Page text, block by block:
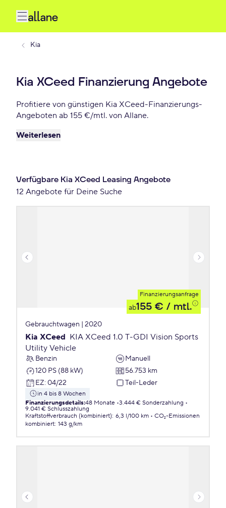
Kia
Kia XCeed Finanzierung Angebote
Profitiere von günstigen Kia XCeed-Finanzierungs-
Angeboten ab 155 €/mtl. von Allane.
Weiterlesen
Verfügbare Kia XCeed Leasing Angebote
12 Angebote für Deine Suche
Finanzierungsanfrage
ab155 € / mtl.
Gebrauchtwagen | 2020
Kia XCeed KIA XCeed 1.0 T-GDI Vision Sports
Utility Vehicle
Benzin
Manuell
120 PS (88 kW)
56.753 km
EZ: 04/22 Teil-Leder
in 4 bis 8 Wochen
Finanzierungsdetails:48 Monate 3.444 € Sonderzahlung
9.041 € Schlusszahlung
Kraftstoffverbrauch (kombiniert): 6,3 l/100 km
CO₂-Emissionen
kombiniert: 143 g/km